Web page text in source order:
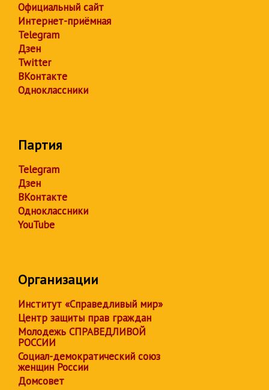
Официальный сайт
Интернет-приёмная
Telegram
Дзен
Twitter
ВКонтакте
Одноклассники
Партия
Telegram
Дзен
ВКонтакте
Одноклассники
YouTube
Организации
Институт «Справедливый мир»
Центр защиты прав граждан
Молодежь СПРАВЕДЛИВОЙ
РОССИИ
Социал-демократический союз
женщин России
Домсовет